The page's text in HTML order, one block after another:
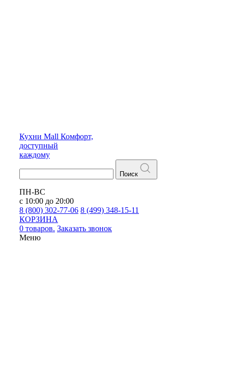
Кухни Mall Комфорт,
доступный
каждому
Поиск
ПН-ВС
с 10:00 до 20:00
8 (800) 302-77-06 8 (499) 348-15-11
КОРЗИНА
0 товаров. Заказать звонок
Меню